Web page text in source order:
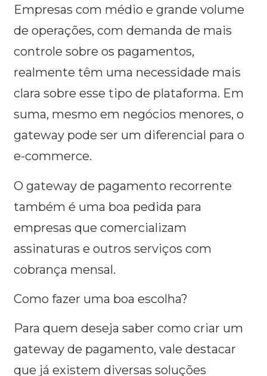
Empresas com médio e grande volume
de operações, com demanda de mais
controle sobre os pagamentos,
realmente têm uma necessidade mais
clara sobre esse tipo de plataforma. Em
suma, mesmo em negócios menores, o
gateway pode ser um diferencial para o
e-commerce.
O gateway de pagamento recorrente
também é uma boa pedida para
empresas que comercializam
assinaturas e outros serviços com
cobrança mensal.
Como fazer uma boa escolha?
Para quem deseja saber como criar um
gateway de pagamento, vale destacar
que já existem diversas soluções